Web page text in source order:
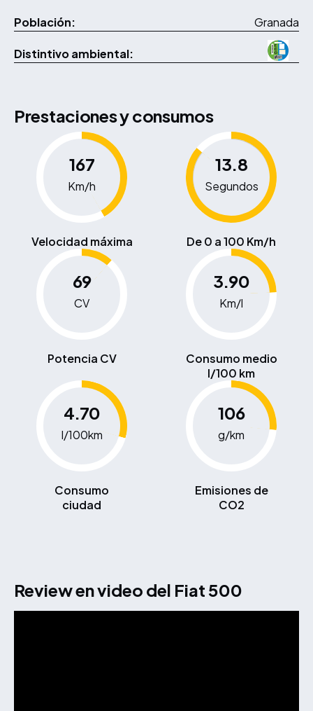
Población: Granada
Distintivo ambiental:
Prestaciones y consumos
167
Km/h
Velocidad máxima
13.8
Segundos
De 0 a 100 Km/h
69
CV
Potencia CV
3.90
Km/l
Consumo medio
l/100 km
4.70
l/100km
Consumo
ciudad
106
g/km
Emisiones de
CO2
Review en video del Fiat 500